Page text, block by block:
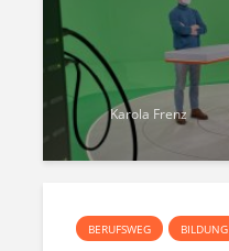
Karola Frenz
BERUFSWEG BILDUNG